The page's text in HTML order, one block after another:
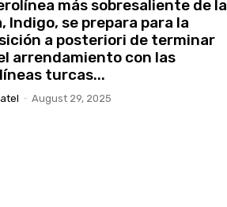
más sobresaliente de la
Indigo, se prepara para la
a posteriori de terminar
arrendamiento con las
turcas...
- August 29, 2025